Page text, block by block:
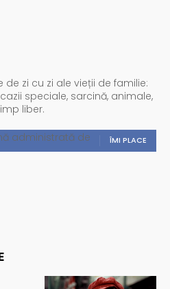
zi cu zi ale vieții de familie:
speciale, sarcină, animale,
liber.
ÎMI PLACE
administrată de